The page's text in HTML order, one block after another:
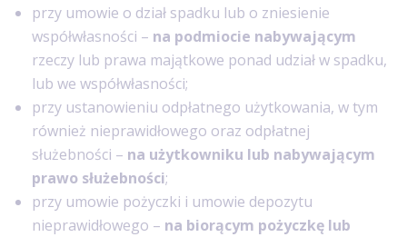
przy umowie o dział spadku lub o zniesienie
współwłasności – na podmiocie nabywającym
rzeczy lub prawa majątkowe ponad udział w spadku,
lub we współwłasności;
przy ustanowieniu odpłatnego użytkowania, w tym
również nieprawidłowego oraz odpłatnej
służebności – na użytkowniku lub nabywającym
prawo służebności;
przy umowie pożyczki i umowie depozytu
nieprawidłowego – na biorącym pożyczkę lub